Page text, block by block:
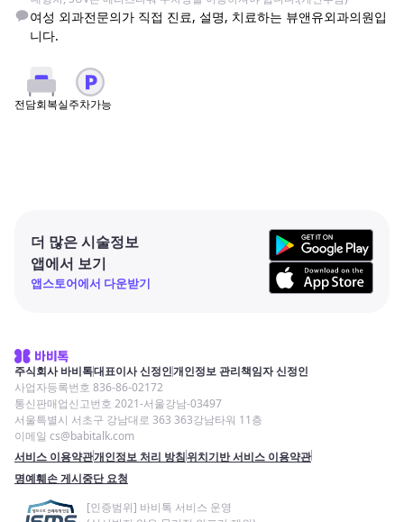
여성 외과전문의가 직접 진료, 설명, 치료하는 뷰앤유외과의원입
니다.
전담회복실주차가능
더 많은 시술정보
앱에서 보기
앱스토어에서 다운받기
주식회사 바비톡대표이사 신정인개인정보 관리책임자 신정인
사업자등록번호 836-86-02172
통신판매업신고번호 2021-서울강남-03497
서울특별시 서초구 강남대로 363 363강남타워 11층
이메일 cs@babitalk.com
서비스 이용약관개인정보 처리 방침위치기반 서비스 이용약관
명예훼손 게시중단 요청
[인증범위] 바비톡 서비스 운영